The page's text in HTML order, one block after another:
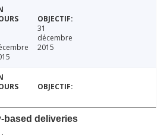
31
décembre
2015
based deliveries